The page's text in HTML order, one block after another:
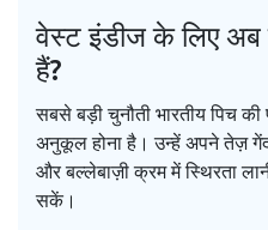
वेस्ट इंडीज के लिए अब
हैं?
सबसे बड़ी चुनौती भारतीय पिच
अनुकूल होना है। उन्हें अपने तेज़
और बल्लेबाज़ी क्रम में स्थिरता
सकें।